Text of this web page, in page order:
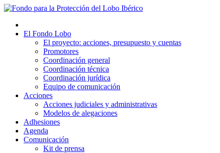
El Fondo Lobo
El proyecto: acciones, presupuesto y cuentas
Promotores
Coordinación general
Coordinación técnica
Coordinación jurídica
Equipo de comunicación
Acciones
Acciones judiciales y administrativas
Modelos de alegaciones
Adhesiones
Agenda
Comunicación
Kit de prensa